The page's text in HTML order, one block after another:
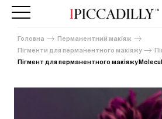
Головна
Перманентний макіяж
Пігменти для перманентного макіяжу
Пігмент для перманентного макіяжу